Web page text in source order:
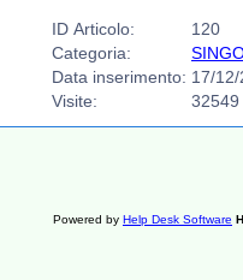
ID Articolo:
120
Categoria:
Data inserimento: 17/
Visite:
32549
Powered by Help Desk Software